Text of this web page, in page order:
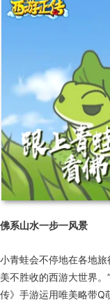
佛系山水一步一风景
小青蛙会不停地在各地旅
美不胜收的西游大世界
传》手游运用唯美略带Q